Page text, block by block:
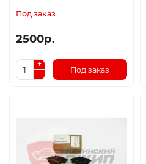
Под заказ
2500р.
Под заказ